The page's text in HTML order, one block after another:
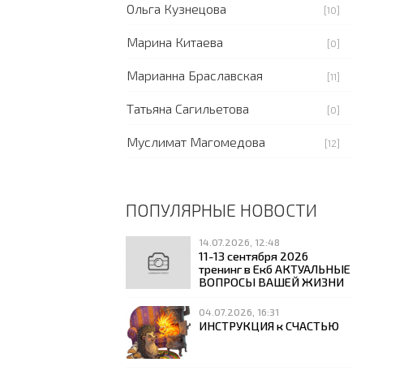
Ольга Кузнецова [10]
Марина Китаева [0]
Марианна Браславская [11]
Татьяна Сагильетова [0]
Муслимат Магомедова [12]
ПОПУЛЯРНЫЕ НОВОСТИ
14.07.2026, 12:48
11-13 сентября 2026
тренинг в Екб АКТУАЛЬНЫЕ
ВОПРОСЫ ВАШЕЙ ЖИЗНИ
04.07.2026, 16:31
ИНСТРУКЦИЯ к СЧАСТЬЮ